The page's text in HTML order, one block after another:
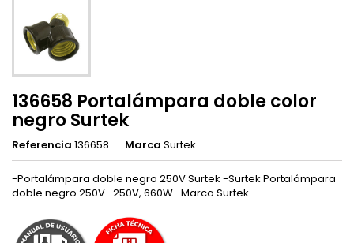
136658 Portalámpara doble color
negro Surtek
Referencia 136658 Marca Surtek
-Portalámpara doble negro 250V Surtek -Surtek Portalámpara
doble negro 250V -250V, 660W -Marca Surtek